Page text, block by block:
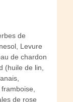
de
Levure
de chardon
(huile de lin,
de rose